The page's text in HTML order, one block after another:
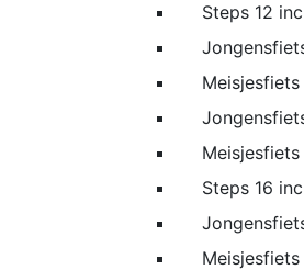
Steps 12
Meisjesfiets
Meisjesfiets
Steps 16
Meisjesfiets